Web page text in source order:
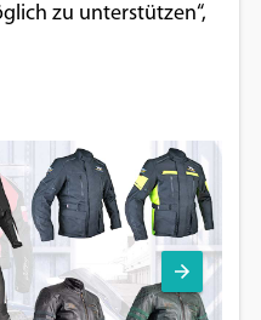
zu unterstützen“,